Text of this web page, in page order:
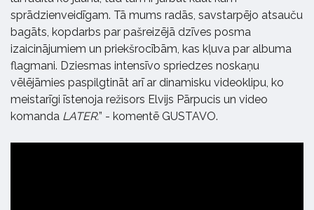
sprādzienveidīgam. Tā mums radās, savstarpējo atsauču
bagāts, kopdarbs par pašreizējā dzīves posma
izaicinājumiem un priekšrocībām, kas kļuva par albuma
flagmani. Dziesmas intensīvo spriedzes noskaņu
vēlējāmies paspilgtināt arī ar dinamisku videoklipu, ko
meistarīgi īstenoja režisors Elvijs Pārpucis un video
komanda LATER.” - komentē GUSTAVO.